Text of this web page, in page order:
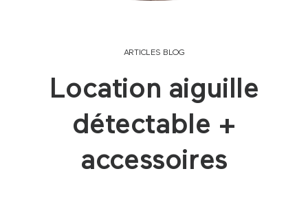
ARTICLES BLOG
Location aiguille
détectable +
accessoires